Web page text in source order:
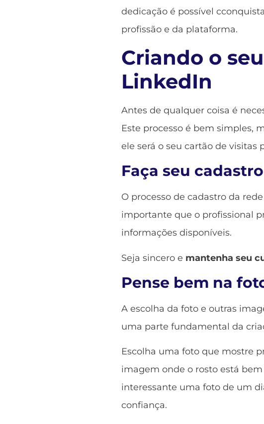
dedicação é possível
profissão e da plataforma.
Criando o
LinkedIn
Antes de qualquer coisa é
Este processo é bem simples,
ele será o seu cartão de visitas
Faça seu
O processo de cadastro da
importante que o profissional
informações disponíveis.
Seja sincero e mantenha seu
Pense bem na
A escolha da foto e outras
uma parte fundamental da
Escolha uma foto que mostre
imagem onde o rosto está
interessante uma foto de um
confiança.